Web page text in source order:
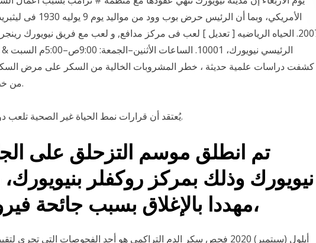
كشفت دراسات علمية حديثة ، خطر المشروبات الخالية من السكر على مرض
من خطر الإصابة بهذا المرض.
يُعتقد أن قرارات نمط الحياة غير الصحية تلعب دورا في الإصابة بالمرض.
تم انطلق موسم التزحلق على
نيويورك وذلك بمركز روكفلر
مهددا بالإغلاق بسبب جائحة فيروس كورونا،